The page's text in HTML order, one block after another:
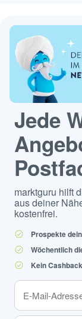
Jede
marktguru hilft
aus deiner
kostenfrei.
Prospekte
Wöchentlich
Kein